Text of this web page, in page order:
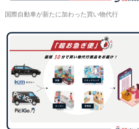
国際自動車が新たに加わった買い物代行